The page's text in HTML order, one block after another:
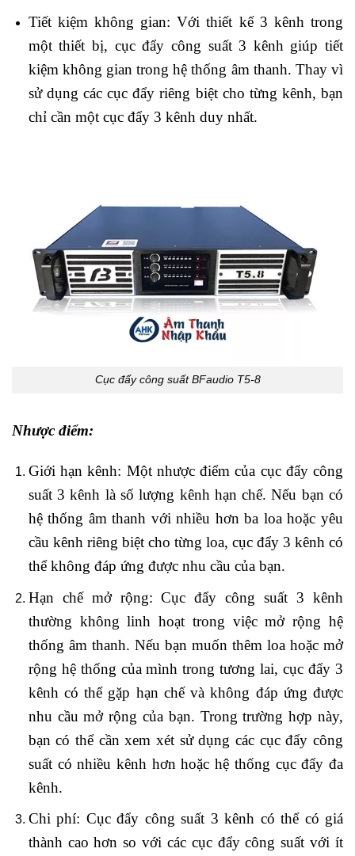
Tiết kiệm không gian: Với thiết kế 3 kênh trong
một thiết bị, cục đẩy công suất 3 kênh giúp tiết
kiệm không gian trong hệ thống âm thanh. Thay vì
sử dụng các cục đẩy riêng biệt cho từng kênh, bạn
chỉ cần một cục đẩy 3 kênh duy nhất.
Cục đẩy công suất BFaudio T5-8
Nhược điểm:
Giới hạn kênh: Một nhược điểm của cục đẩy công
suất 3 kênh là số lượng kênh hạn chế. Nếu bạn có
hệ thống âm thanh với nhiều hơn ba loa hoặc yêu
cầu kênh riêng biệt cho từng loa, cục đẩy 3 kênh có
thể không đáp ứng được nhu cầu của bạn.
Hạn chế mở rộng: Cục đẩy công suất 3 kênh
thường không linh hoạt trong việc mở rộng hệ
thống âm thanh. Nếu bạn muốn thêm loa hoặc mở
rộng hệ thống của mình trong tương lai, cục đẩy 3
kênh có thể gặp hạn chế và không đáp ứng được
nhu cầu mở rộng của bạn. Trong trường hợp này,
bạn có thể cần xem xét sử dụng các cục đẩy công
suất có nhiều kênh hơn hoặc hệ thống cục đẩy đa
kênh.
Chi phí: Cục đẩy công suất 3 kênh có thể có giá
thành cao hơn so với các cục đẩy công suất với ít